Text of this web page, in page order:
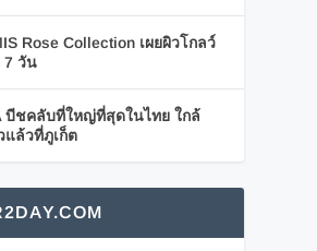
Rose Collection เผยผิวโกลว์
7 วัน
บีชคลับที่ใหญ่ที่สุดในไทย ใกล้
แล้วที่ภูเก็ต